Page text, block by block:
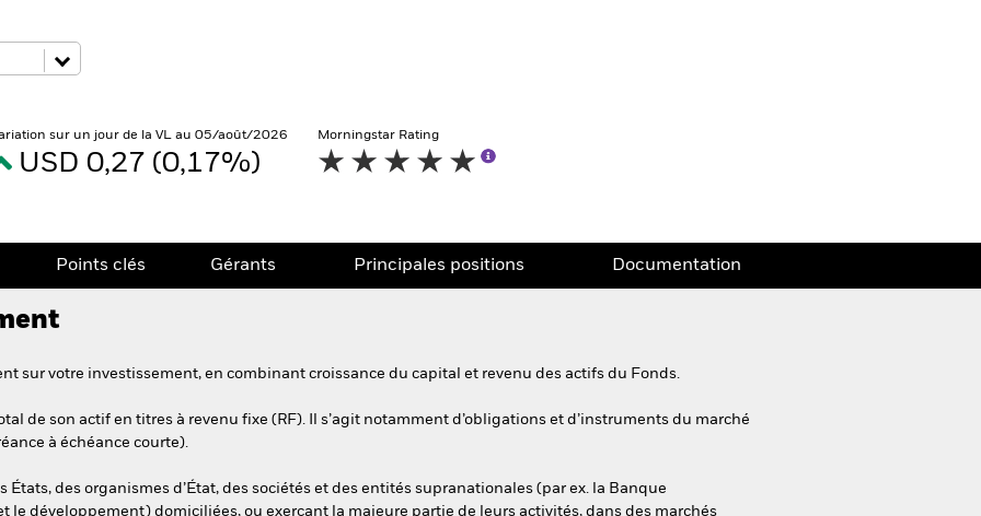
sur un jour de la VL au 05/août/2026
USD 0,27 (0,17%)
Morningstar Rating
Points clés Gérants Principales positions Documentation
sur votre investissement, en combinant croissance du capital et revenu des actifs du Fonds.
de son actif en titres à revenu fixe (RF). Il s’agit notamment d’obligations et d’instruments du marché
à échéance courte).
États, des organismes d’État, des sociétés et des entités supranationales (par ex. la Banque
le développement) domiciliées, ou exerçant la majeure partie de leurs activités, dans des marchés